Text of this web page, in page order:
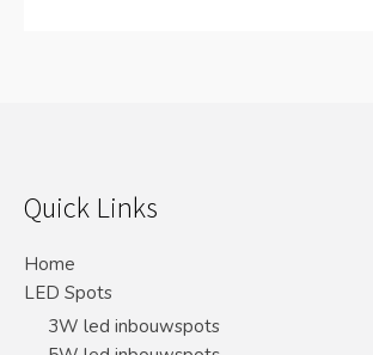
Quick Links
Home
LED Spots
3W led inbouwspots